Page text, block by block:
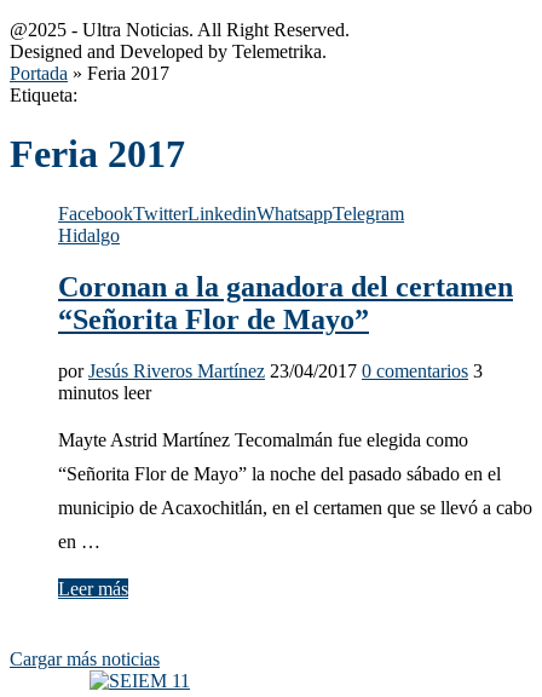
@2025 - Ultra Noticias. All Right Reserved.
Designed and Developed by Telemetrika.
Portada » Feria 2017
Etiqueta:
Feria 2017
FacebookTwitterLinkedinWhatsappTelegram
Hidalgo
Coronan a la ganadora del certamen
“Señorita Flor de Mayo”
porJesús Riveros Martínez 23/04/2017 0 comentarios 3
minutos leer
Mayte Astrid Martínez Tecomalmán fue elegida como
“Señorita Flor de Mayo” la noche del pasado sábado en el
municipio de Acaxochitlán, en el certamen que se llevó a cabo
en …
Leer más
Cargar más noticias